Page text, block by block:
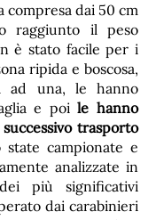
dai 50 cm
raggiunto il peso
è stato facile per i
ripida e boscosa,
ad una, le hanno
e poile hanno
trasporto
state campionate e
analizzate in
più significativi
dai carabinieri